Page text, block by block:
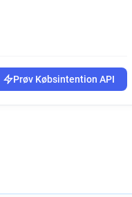
Prøv Købsintention API